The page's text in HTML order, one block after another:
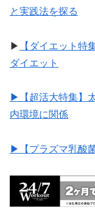
と実践法を探る
▶︎
【ダイエット特
ダイエット
▶︎【超活大特集】
内環境に関係
▶︎【プラズマ乳酸